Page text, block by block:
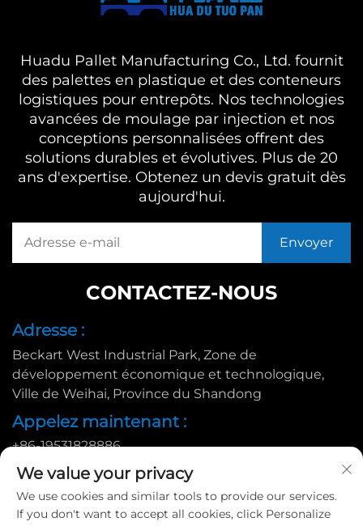
Huadu Pallet Manufacturing Co., Ltd. fournit
des palettes en plastique et des conteneurs
logistiques pour entrepôts. Nos technologies
avancées de moulage par injection et nos
conceptions personnalisées offrent des
solutions durables et évolutives. Plus de 20
ans d'expertise. Obtenez un devis gratuit dès
aujourd'hui.
CONTACTEZ-NOUS
Adresse :
Beckart West Industrial Park, Zone de
développement économique et technologique,
Ville de Weihai, Province du Shandong
Appelez maintenant :
+86-19531828886
E-mail :
[email protected]
We value your privacy
We use cookies and similar tools to provide our services.
If you don't want to accept all cookies, click Personalize